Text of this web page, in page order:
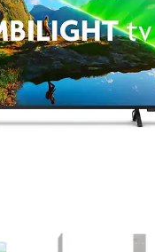
Pomoć pri